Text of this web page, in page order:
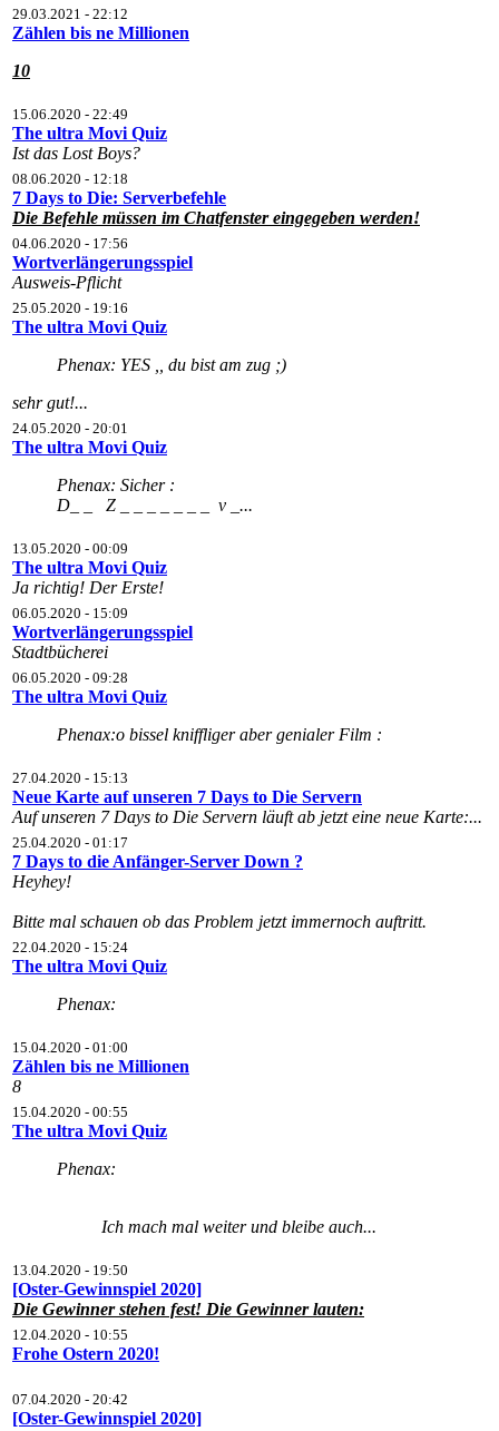
29.03.2021 - 22:12
Zählen bis ne Millionen
10
15.06.2020 - 22:49
The ultra Movi Quiz
Ist das Lost Boys?
08.06.2020 - 12:18
7 Days to Die: Serverbefehle
Die Befehle müssen im Chatfenster eingegeben werden!
04.06.2020 - 17:56
Wortverlängerungsspiel
Ausweis-Pflicht
25.05.2020 - 19:16
The ultra Movi Quiz
Phenax: YES ,, du bist am zug ;)
sehr gut!...
24.05.2020 - 20:01
The ultra Movi Quiz
Phenax: Sicher :
D_ _ Z _ _ _ _ _ _ _ v _...
13.05.2020 - 00:09
The ultra Movi Quiz
Ja richtig! Der Erste!
06.05.2020 - 15:09
Wortverlängerungsspiel
Stadtbücherei
06.05.2020 - 09:28
The ultra Movi Quiz
Phenax:o bissel kniffliger aber genialer Film :
27.04.2020 - 15:13
Neue Karte auf unseren 7 Days to Die Servern
Auf unseren 7 Days to Die Servern läuft ab jetzt eine neue Karte:...
25.04.2020 - 01:17
7 Days to die Anfänger-Server Down ?
Heyhey!
Bitte mal schauen ob das Problem jetzt immernoch auftritt.
22.04.2020 - 15:24
The ultra Movi Quiz
Phenax:
15.04.2020 - 01:00
Zählen bis ne Millionen
8
15.04.2020 - 00:55
The ultra Movi Quiz
Phenax:
Ich mach mal weiter und bleibe auch...
13.04.2020 - 19:50
[Oster-Gewinnspiel 2020]
Die Gewinner stehen fest! Die Gewinner lauten:
12.04.2020 - 10:55
Frohe Ostern 2020!
07.04.2020 - 20:42
[Oster-Gewinnspiel 2020]